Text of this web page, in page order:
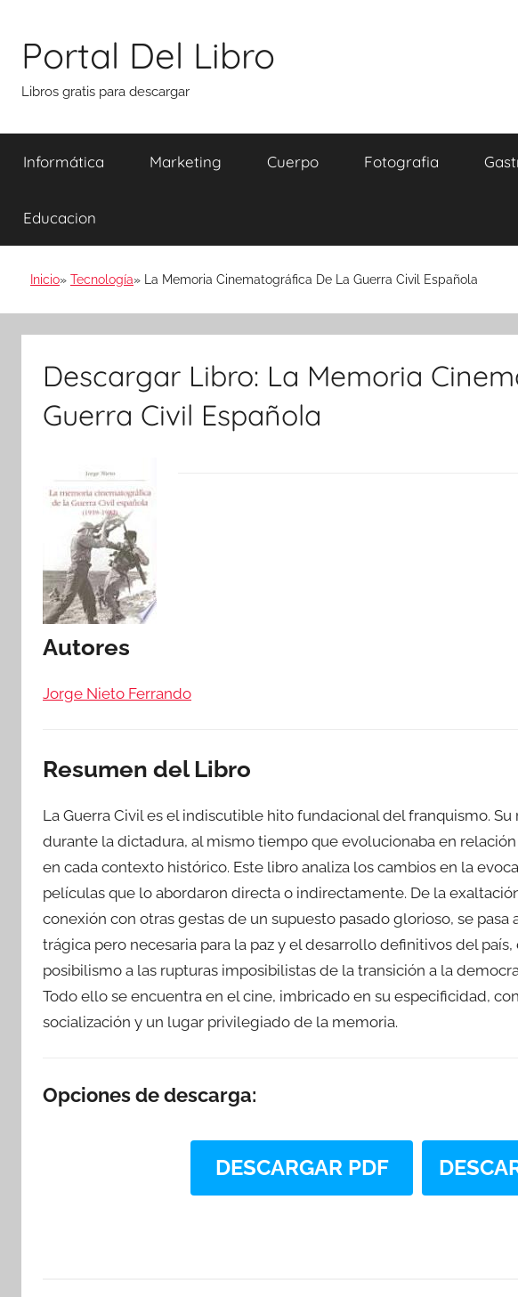
contenido
Portal Del Libro
Libros gratis para descargar
Informática Marketing Cuerpo Fotografia
Educacion
Inicio Tecnología La Memoria Cinematográfica De La Guerra Civil Española
Descargar Libro: La Memoria
Guerra Civil Española
Autores
Jorge Nieto Ferrando
Resumen del Libro
La Guerra Civil es el indiscutible hito fundacional del franquismo.
durante la dictadura, al mismo tiempo que evolucionaba en
en cada contexto histórico. Este libro analiza los cambios en la
películas que lo abordaron directa o indirectamente. De la
conexión con otras gestas de un supuesto pasado glorioso, se
trágica pero necesaria para la paz y el desarrollo definitivos del
posibilismo a las rupturas imposibilistas de la transición a la
Todo ello se encuentra en el cine, imbricado en su especificidad,
socialización y un lugar privilegiado de la memoria.
Opciones de descarga:
DESCARGAR PDF